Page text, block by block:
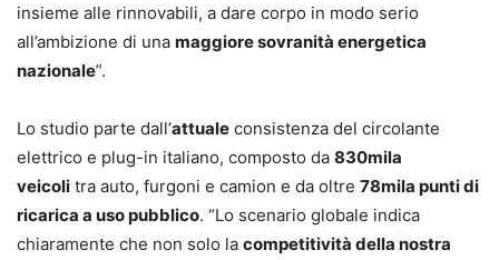
insieme alle rinnovabili, a dare corpo in modo serio
all’ambizione di una maggiore sovranità energetica
nazionale”.
Lo studio parte dall’attuale consistenza del circolante
elettrico e plug-in italiano, composto da 830mila
veicoli tra auto, furgoni e camion e da oltre 78mila punti di
ricarica a uso pubblico. “Lo scenario globale indica
chiaramente che non solo la competitività della nostra